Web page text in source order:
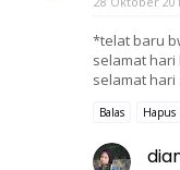
*telat baru
selamat hari
selamat
Balas Hapus